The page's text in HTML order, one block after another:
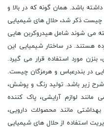
باشد. همان گونه که در بالا و
چیست ذکر شد، حلال های شیمیایی
می شوند شامل هیدروکربن هایی
هستند. در ساختار شیمیایی این
بنزن مورد استفاده قرار می گیرد.
در بندرعباس و هرمزگان چیست.
زیر باشد. تولید رنگ و پوشش،
لوازم آرایشی، پاک کننده
مانند محصولات دارویی،
استفاده از حلال های شیمیایی